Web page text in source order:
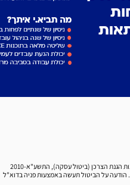
"ביטול עסקה יעשה בהתאם לתקנות הגנת הצרכן (ביטול עסקה), התשע"א-2010
וחוק הגנת הצרכן, התשמ"א-1981. הודעה על הביטול תעשה באמצעות פניה בדוא"ל